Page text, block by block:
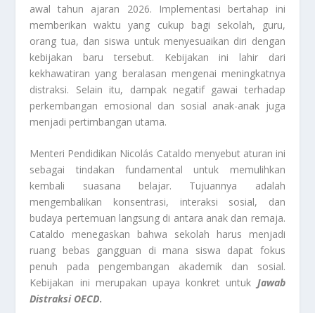
awal tahun ajaran 2026. Implementasi bertahap ini
memberikan waktu yang cukup bagi sekolah, guru,
orang tua, dan siswa untuk menyesuaikan diri dengan
kebijakan baru tersebut. Kebijakan ini lahir dari
kekhawatiran yang beralasan mengenai meningkatnya
distraksi. Selain itu, dampak negatif gawai terhadap
perkembangan emosional dan sosial anak-anak juga
menjadi pertimbangan utama.
Menteri Pendidikan Nicolás Cataldo menyebut aturan ini
sebagai tindakan fundamental untuk memulihkan
kembali suasana belajar. Tujuannya adalah
mengembalikan konsentrasi, interaksi sosial, dan
budaya pertemuan langsung di antara anak dan remaja.
Cataldo menegaskan bahwa sekolah harus menjadi
ruang bebas gangguan di mana siswa dapat fokus
penuh pada pengembangan akademik dan sosial.
Kebijakan ini merupakan upaya konkret untuk Jawab
Distraksi OECD.